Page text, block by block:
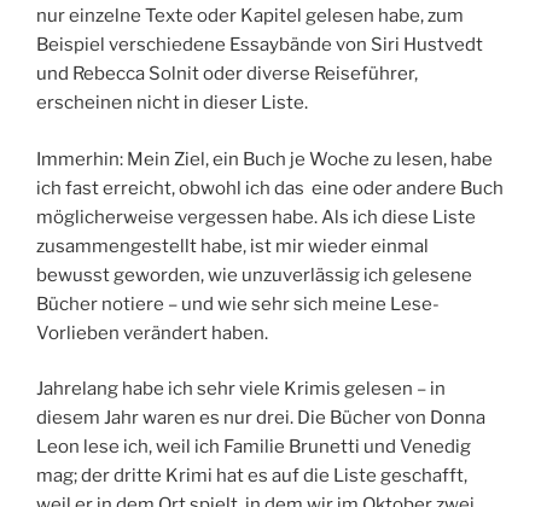
nur einzelne Texte oder Kapitel gelesen habe, zum
Beispiel verschiedene Essaybände von Siri Hustvedt
und Rebecca Solnit oder diverse Reiseführer,
erscheinen nicht in dieser Liste.
Immerhin: Mein Ziel, ein Buch je Woche zu lesen, habe
ich fast erreicht, obwohl ich das eine oder andere Buch
möglicherweise vergessen habe. Als ich diese Liste
zusammengestellt habe, ist mir wieder einmal
bewusst geworden, wie unzuverlässig ich gelesene
Bücher notiere – und wie sehr sich meine Lese-
Vorlieben verändert haben.
Jahrelang habe ich sehr viele Krimis gelesen – in
diesem Jahr waren es nur drei. Die Bücher von Donna
Leon lese ich, weil ich Familie Brunetti und Venedig
mag; der dritte Krimi hat es auf die Liste geschafft,